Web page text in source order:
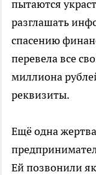
пытаются
разглашать
спасению
перевела все
миллиона
реквизиты.
Ещё одна
Ей позвонили